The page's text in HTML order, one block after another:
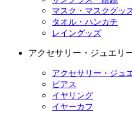
マスク・マスクグッ
タオル・ハンカチ
レイングッズ
アクセサリー・ジュエリ
アクセサリー・ジュ
ピアス
イヤリング
イヤーカフ